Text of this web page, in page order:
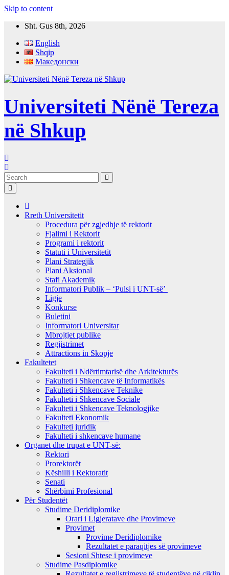
Skip to content
Sht. Gus 8th, 2026
English
Shqip
Македонски
Universiteti Nënë Tereza
në Shkup
Rreth Universitetit
Procedura për zgjedhje të rektorit
Fjalimi i Rektorit
Programi i rektorit
Statuti i Universitetit
Plani Strategjik
Plani Aksional
Stafi Akademik
Informatori Publik – ‘Pulsi i UNT-së’
Ligje
Konkurse
Buletini
Informatori Universitar
Mbrojtjet publike
Regjistrimet
Attractions in Skopje
Fakultetet
Fakulteti i Ndërtimtarisë dhe Arkitekturës
Fakulteti i Shkencave të Informatikës
Fakulteti i Shkencave Teknike
Fakulteti i Shkencave Sociale
Fakulteti i Shkencave Teknologjike
Fakulteti Ekonomik
Fakulteti juridik
Fakulteti i shkencave humane
Organet dhe trupat e UNT-së:
Rektori
Prorektorët
Këshilli i Rektoratit
Senati
Shërbimi Profesional
Për Studentët
Studime Deridiplomike
Orari i Ligjeratave dhe Provimeve
Provimet
Provime Deridiplomike
Rezultatet e paraqitjes së provimeve
Sesioni Shtese i provimeve
Studime Pasdiplomike